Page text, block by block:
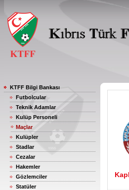
KTFF Bilgi Bankası
Futbolcular
Teknik Adamlar
Kulüp Personeli
Maçlar
Kulüpler
Stadlar
Cezalar
Hakemler
Gözlemciler
Statüler